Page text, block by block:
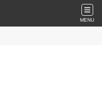
MENU